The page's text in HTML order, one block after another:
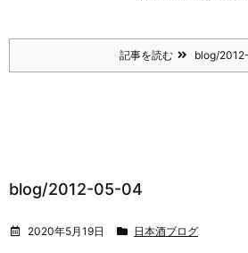
記事を読む blog/
blog/2012-05-04
2020年5月19日 日本酒ブログ